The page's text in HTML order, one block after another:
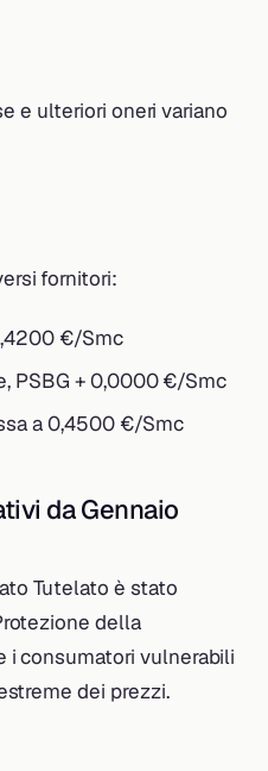
e ulteriori oneri variano
fornitori:
€/Smc
PSBG + 0,0000 €/Smc
a 0,4500 €/Smc
da Gennaio
Tutelato è stato
della
i consumatori vulnerabili
dei prezzi.